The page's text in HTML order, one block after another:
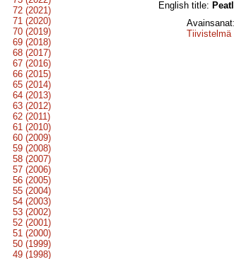
72 (2021)
71 (2020)
70 (2019)
69 (2018)
68 (2017)
67 (2016)
66 (2015)
65 (2014)
64 (2013)
63 (2012)
62 (2011)
61 (2010)
60 (2009)
59 (2008)
58 (2007)
57 (2006)
56 (2005)
55 (2004)
54 (2003)
53 (2002)
52 (2001)
51 (2000)
50 (1999)
49 (1998)
English title:
Avainsanat:
Tiivistelmä|